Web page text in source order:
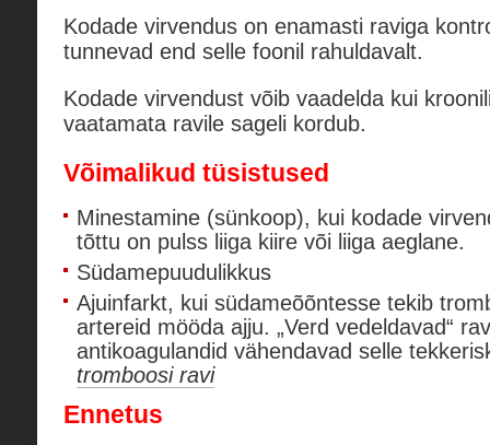
Kodade virvendus on enamasti raviga
tunnevad end selle foonil rahuldavalt.
Kodade virvendust võib vaadelda kui
vaatamata ravile sageli kordub.
Võimalikud tüsistused
Minestamine (sünkoop), kui kodade
tõttu on pulss liiga kiire või liiga aeglane.
Südamepuudulikkus
Ajuinfarkt, kui südameõõntesse tekib
artereid mööda ajju. „Verd vedeldavad“
antikoagulandid vähendavad selle
tromboosi ravi
Ennetus